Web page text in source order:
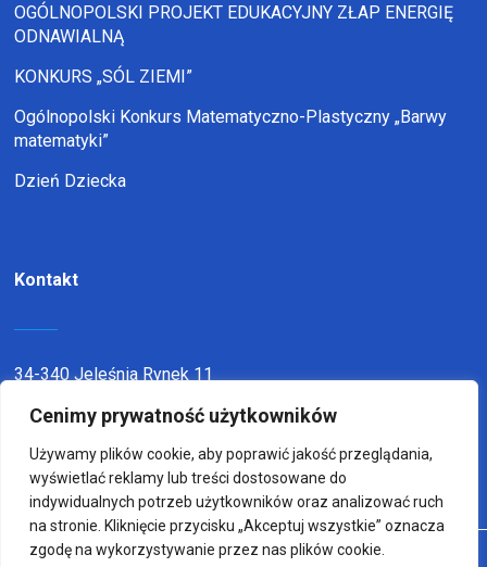
Cenimy prywatność użytkowników
Używamy plików cookie, aby poprawić jakość przeglądania,
wyświetlać reklamy lub treści dostosowane do
indywidualnych potrzeb użytkowników oraz analizować ruch
na stronie. Kliknięcie przycisku „Akceptuj wszystkie” oznacza
zgodę na wykorzystywanie przez nas plików cookie.
OGÓLNOPOLSKI PROJEKT EDUKACYJNY ZŁAP ENERGIĘ
ODNAWIALNĄ
KONKURS „SÓL ZIEMI”
Ogólnopolski Konkurs Matematyczno-Plastyczny „Barwy
matematyki”
Dzień Dziecka
Kontakt
34-340 Jeleśnia Rynek 11
telefon:338636116
email:sp1jel@op.pl